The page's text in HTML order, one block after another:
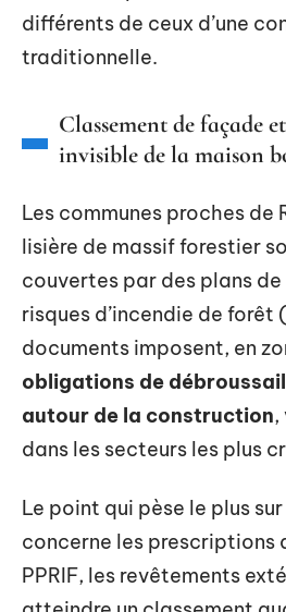
différents de ceux d’une
traditionnelle.
Classement de façade
invisible de la maison
Les communes proches de
lisière de massif forestier
couvertes par des plans
risques d’incendie de forêt
documents imposent, en
obligations de
autour de la construction,
dans les secteurs les plus
Le point qui pèse le plus
concerne les prescriptions
PPRIF, les revêtements